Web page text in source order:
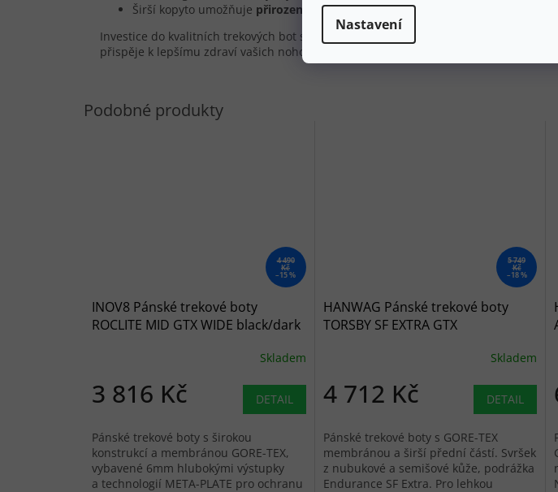
Nastavení
Širší kopyto umožňuje přirozené postavení chodidla
Investice do kvalitních trekových bot s propracovanou ergonomií vám zajistí komfort
přispěje k lepšímu zdraví vašich nohou při pravidelných outdoorových aktivitách.
4 490
Kč
–15 %
INOV8 Pánské trekové boty
ROCLITE MID GTX WIDE black/dark
Skladem
3 816 Kč DETAIL
Pánské trekové boty s širokou
konstrukcí a membránou GORE-TEX,
vybavené 6mm hlubokými výstupky
a technologií META-PLATE pro ochranu
5 749
Kč
–18 %
HANWAG Pánské trekové boty
TORSBY SF EXTRA GTX
Skladem
4 712 Kč DETAIL
Pánské trekové boty s GORE-TEX
membránou a širší přední částí. Svršek
z nubukové a semišové kůže, podrážka
Endurance SF Extra. Pro lehkou